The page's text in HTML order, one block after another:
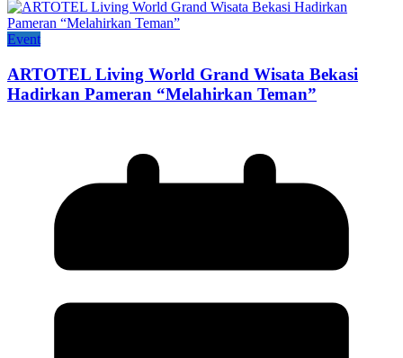
Event
ARTOTEL Living World Grand Wisata Bekasi
Hadirkan Pameran “Melahirkan Teman”